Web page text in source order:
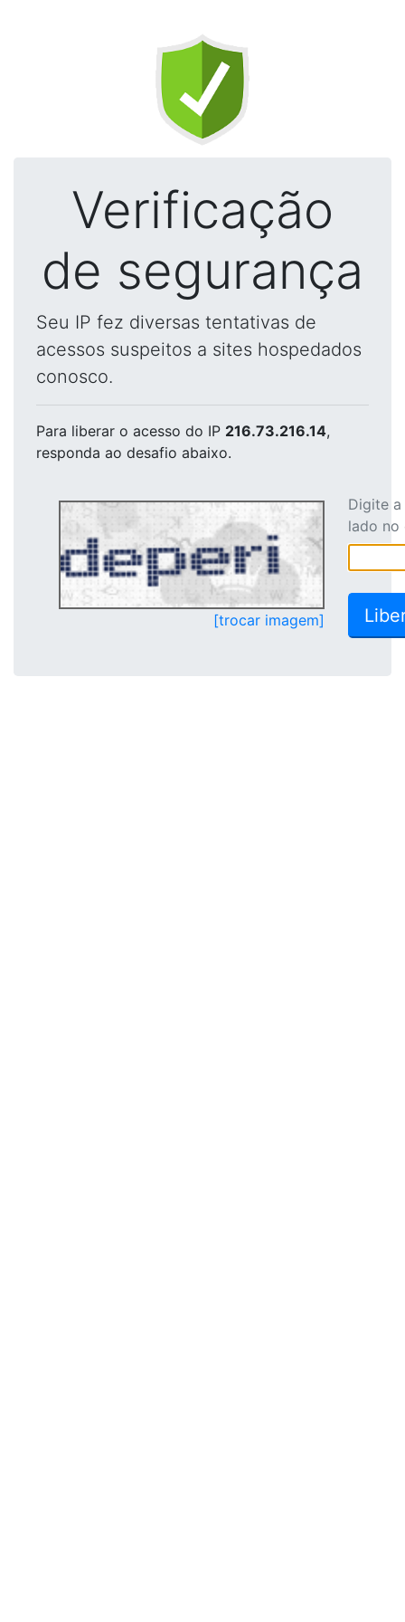
Verificação
de segurança
Seu IP fez diversas tentativas de
acessos suspeitos a sites hospedados
conosco.
Para liberar o acesso do IP 216.73.216.14,
responda ao desafio abaixo.
[trocar imagem]
Digite
lado no